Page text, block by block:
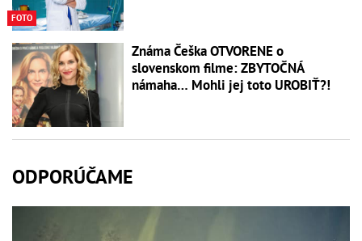
FOTO
Známa Češka OTVORENE o
slovenskom filme: ZBYTOČNÁ
námaha… Mohli jej toto UROBIŤ?!
ODPORÚČAME